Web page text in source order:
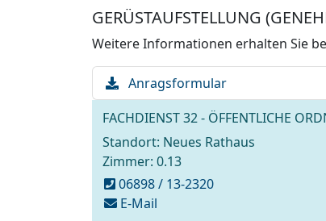
GERÜSTAUFSTELLUNG
Weitere Informationen erhalten Sie
Download
Datei:
Anragsformular
FACHDIENST 32 - ÖFFENTLICHE
Standort: Neues Rathaus
Zimmer: 0.13
06898 / 13-2320
E-Mailschreiben